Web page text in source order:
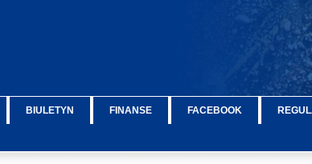
BIULETYN FINANSE FACEBOOK